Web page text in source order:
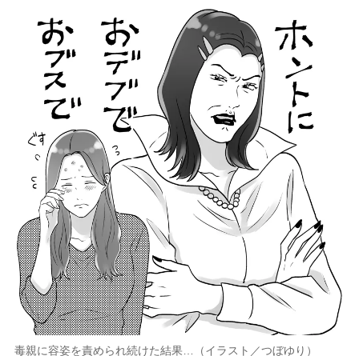
毒親に容姿を責められ続けた結果…（イラスト／つぼゆり）